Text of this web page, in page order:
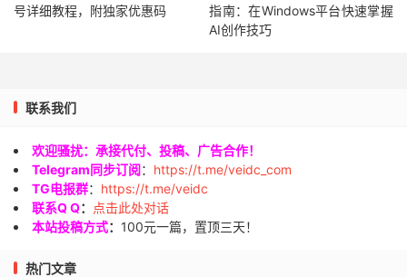
号详细教程，附独家优惠码
指南：在Windows平台快速掌握
AI创作技巧
联系我们
欢迎骚扰：承接代付、投稿、广告合作！
Telegram同步订阅： https://t.me/veidc_com
TG电报群： https://t.me/veidc
联系Q Q：
点击此处对话
本站投稿方式： 100元一篇，置顶三天！
热门文章